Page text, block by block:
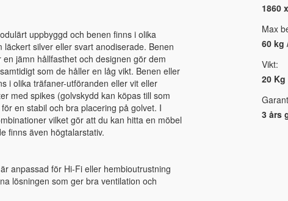
uppbyggd och benen finns i olika
silver eller svart anodiserade. Benen
jämn hållfasthet och designen gör dem
som de håller en låg vikt. Benen eller
i olika träfaner-utföranden eller vit eller
med spikes (golvskydd kan köpas till som
en stabil och bra placering på golvet. I
vilket gör att du kan hitta en möbel
finns även högtalarstativ.
anpassad för Hi-Fi eller hembioutrustning
lösningen som ger bra ventilation och
1860
Max
60 kg
Vikt:
20 Kg
3 års